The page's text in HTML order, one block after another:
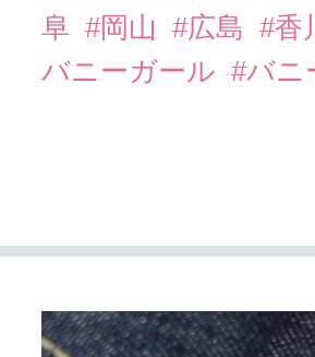
阜 #岡山 #広島 #香
バニーガール #バニ